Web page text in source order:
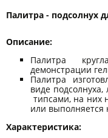
Палитра - подсолнух
Описание:
Палитра
демонстрации
Палитра
виде подсолнуха,
типсами, на них
или выполняется
Характеристика: